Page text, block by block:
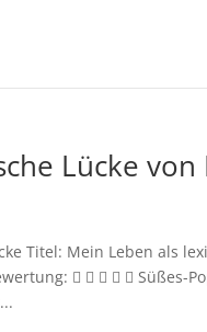
Lücke von
Titel: Mein Leben als
    